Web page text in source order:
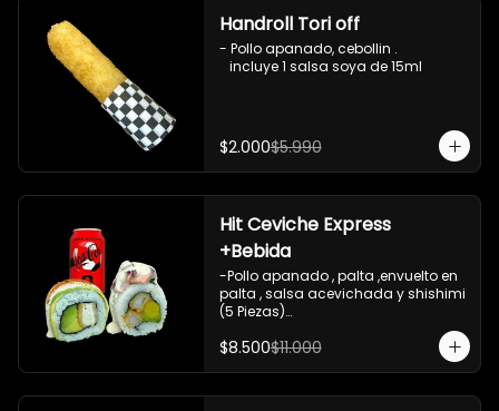
Handroll Tori off
- Pollo apanado, cebollin .
   incluye 1 salsa soya de 15ml
$2.000$5.990
Hit Ceviche Express
+Bebida
-Pollo apanado , palta ,envuelto en
palta , salsa acevichada y shishimi
(5 Piezas)
-Camaron cocido , palta ,ceviche
mixto , salsa acevichada ( 5 Piezas)
-Incluye 1 bebida (coca cola zero), Y
- IMAGEN REFERENCIAL
$8.500$11.000